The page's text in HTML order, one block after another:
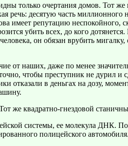
только очертания домов. Тот же
речь: десятую часть
репутацию неспокойного,
убить всех, до кого
он обязан врубить мигалку,
от наших, даже по менее
чтобы преступник не дурил и
отказали в деньгах на дозу,
же квадратно-гнездовой
системы, ее молекула ДНК.
полицейского автомобиля.